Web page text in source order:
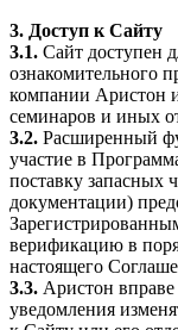
3. Доступ к Сайту
3.1. Сайт доступен
ознакомительного
компании Аристон
семинаров и иных
3.2. Расширенный
участие в
поставку запасных
документации)
верификацию в
настоящего
3.3. Аристон
уведомления